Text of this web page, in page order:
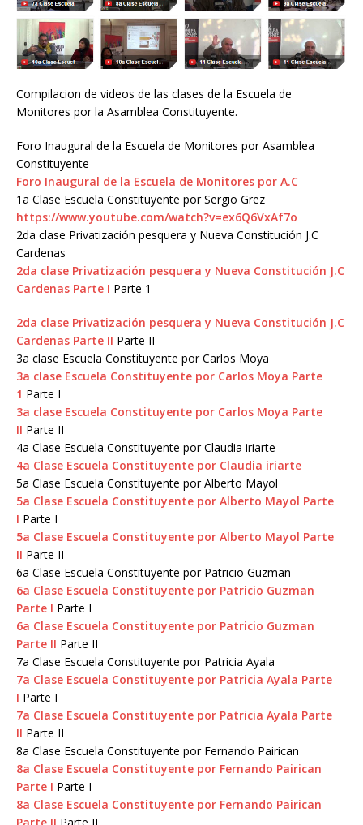
Compilacion de videos de las clases de la Escuela de
Monitores por la Asamblea Constituyente.
Foro Inaugural de la Escuela de Monitores por Asamblea
Constituyente
Foro Inaugural de la Escuela de Monitores por A.C
1a Clase Escuela Constituyente por Sergio Grez
https://www.youtube.com/watch?v=ex6Q6VxAf7o
2da clase Privatización pesquera y Nueva Constitución J.C
Cardenas
2da clase Privatización pesquera y Nueva Constitución J.C
Cardenas Parte I Parte 1
2da clase Privatización pesquera y Nueva Constitución J.C
Cardenas Parte II Parte II
3a clase Escuela Constituyente por Carlos Moya
3a clase Escuela Constituyente por Carlos Moya Parte
1 Parte I
3a clase Escuela Constituyente por Carlos Moya Parte
II Parte II
4a Clase Escuela Constituyente por Claudia iriarte
4a Clase Escuela Constituyente por Claudia iriarte
5a Clase Escuela Constituyente por Alberto Mayol
5a Clase Escuela Constituyente por Alberto Mayol Parte
I Parte I
5a Clase Escuela Constituyente por Alberto Mayol Parte
II Parte II
6a Clase Escuela Constituyente por Patricio Guzman
6a Clase Escuela Constituyente por Patricio Guzman
Parte I Parte I
6a Clase Escuela Constituyente por Patricio Guzman
Parte II Parte II
7a Clase Escuela Constituyente por Patricia Ayala
7a Clase Escuela Constituyente por Patricia Ayala Parte
I Parte I
7a Clase Escuela Constituyente por Patricia Ayala Parte
II Parte II
8a Clase Escuela Constituyente por Fernando Pairican
8a Clase Escuela Constituyente por Fernando Pairican
Parte I Parte I
8a Clase Escuela Constituyente por Fernando Pairican
Parte II Parte II